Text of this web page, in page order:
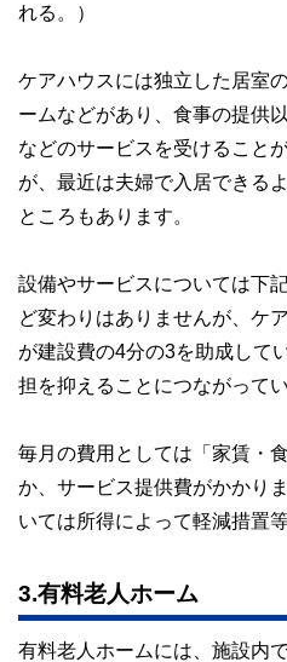
れる。）
ケアハウスには独立した居室
ームなどがあり、食事の提供
などのサービスを受けること
が、最近は夫婦で入居できる
ところもあります。
設備やサービスについては下
ど変わりはありませんが、ケ
が建設費の4分の3を助成して
担を抑えることにつながって
毎月の費用としては「家賃・
か、サービス提供費がかかり
いては所得によって軽減措置
3.有料老人ホーム
有料老人ホームには、施設内